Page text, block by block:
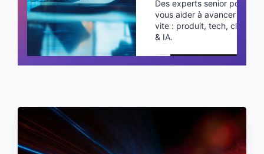
Des experts senior pour
vous aider à avancer plus
vite : produit, tech, cloud
& IA.
Planifier un appel